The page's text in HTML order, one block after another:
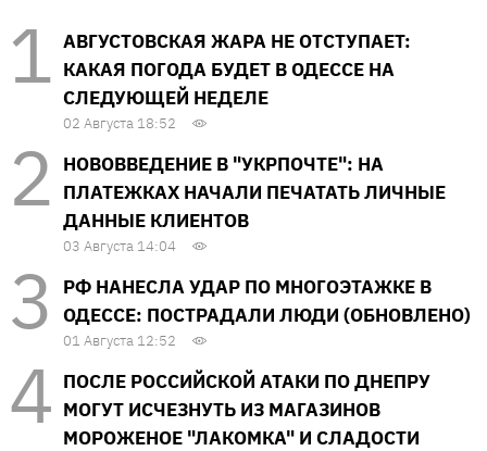
АВГУСТОВСКАЯ ЖАРА НЕ ОТСТУПАЕТ:
КАКАЯ ПОГОДА БУДЕТ В ОДЕССЕ НА
СЛЕДУЮЩЕЙ НЕДЕЛЕ
02 Августа 18:52
НОВОВВЕДЕНИЕ В "УКРПОЧТЕ": НА
ПЛАТЕЖКАХ НАЧАЛИ ПЕЧАТАТЬ ЛИЧНЫЕ
ДАННЫЕ КЛИЕНТОВ
03 Августа 14:04
РФ НАНЕСЛА УДАР ПО МНОГОЭТАЖКЕ В
ОДЕССЕ: ПОСТРАДАЛИ ЛЮДИ (ОБНОВЛЕНО)
01 Августа 12:52
ПОСЛЕ РОССИЙСКОЙ АТАКИ ПО ДНЕПРУ
МОГУТ ИСЧЕЗНУТЬ ИЗ МАГАЗИНОВ
МОРОЖЕНОЕ "ЛАКОМКА" И СЛАДОСТИ